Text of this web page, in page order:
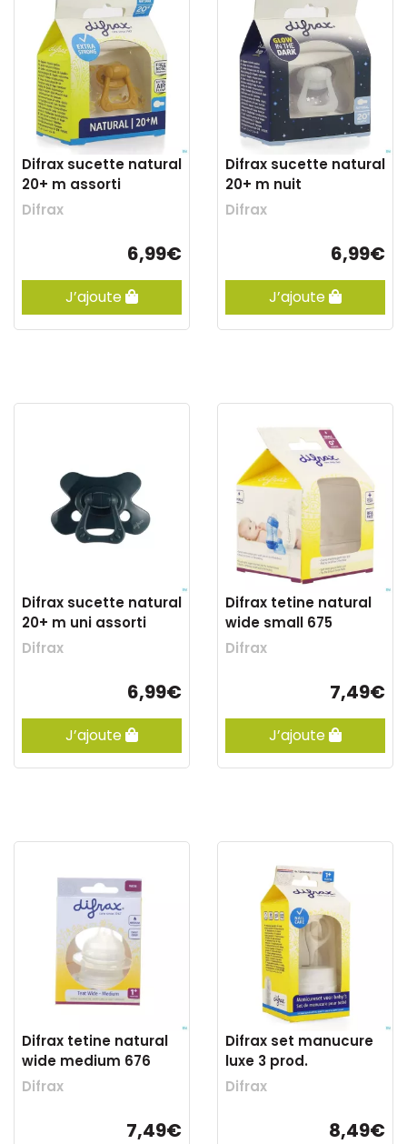
Difrax sucette natural
20+ m assorti
Difrax
6,99€
J’ajoute
Difrax sucette natural
20+ m nuit
Difrax
6,99€
J’ajoute
Difrax sucette natural
20+ m uni assorti
Difrax
6,99€
J’ajoute
Difrax tetine natural
wide small 675
Difrax
7,49€
J’ajoute
Difrax tetine natural
wide medium 676
Difrax
7,49€
Difrax set manucure
luxe 3 prod.
Difrax
8,49€